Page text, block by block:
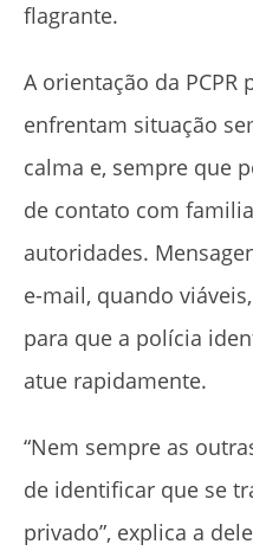
flagrante.
A orientação da PCPR
enfrentam situação
calma e, sempre que
de contato com
autoridades.
e-mail, quando
para que a polícia
atue rapidamente.
“Nem sempre as
de identificar que se
privado”, explica a